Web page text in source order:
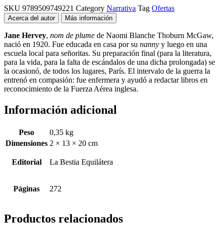
SKU 9789509749221 Category Narrativa Tag Ofertas
Acerca del autor Más información
Jane Hervey, nom de plume de Naomi Blanche Thoburn McGaw,
nació en 1920. Fue educada en casa por su nanny y luego en una
escuela local para señoritas. Su preparación final (para la literatura,
para la vida, para la falta de escándalos de una dicha prolongada) se
la ocasionó, de todos los lugares, París. El intervalo de la guerra la
entrenó en compasión: fue enfermera y ayudó a redactar libros en
reconocimiento de la Fuerza Aérea inglesa.
Información adicional
Peso
0,35 kg
Dimensiones 2 × 13 × 20 cm
Editorial La Bestia Equilátera
Páginas 272
Productos relacionados